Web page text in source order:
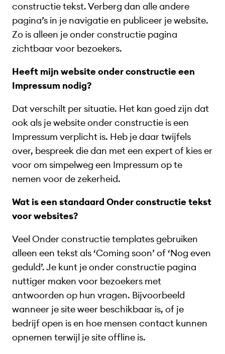
constructie tekst. Verberg dan alle andere
pagina’s in je navigatie en publiceer je website.
Zo is alleen je onder constructie pagina
zichtbaar voor bezoekers.
Heeft mijn website onder constructie een
Impressum nodig?
Dat verschilt per situatie. Het kan goed zijn dat
ook als je website onder constructie is een
Impressum verplicht is. Heb je daar twijfels
over, bespreek die dan met een expert of kies er
voor om simpelweg een Impressum op te
nemen voor de zekerheid.
Wat is een standaard Onder constructie tekst
voor websites?
Veel Onder constructie templates gebruiken
alleen een tekst als ‘Coming soon’ of ‘Nog even
geduld’. Je kunt je onder constructie pagina
nuttiger maken voor bezoekers met
antwoorden op hun vragen. Bijvoorbeeld
wanneer je site weer beschikbaar is, of je
bedrijf open is en hoe mensen contact kunnen
opnemen terwijl je site offline is.